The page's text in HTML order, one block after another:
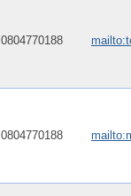
0804770188
0804770188